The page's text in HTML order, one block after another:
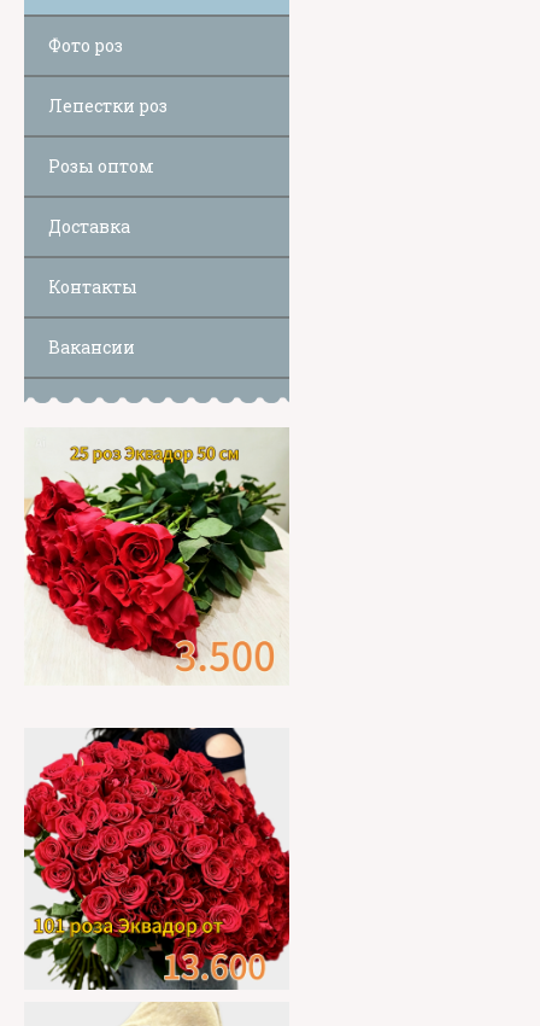
Фото роз
Лепестки роз
Розы оптом
Доставка
Контакты
Вакансии